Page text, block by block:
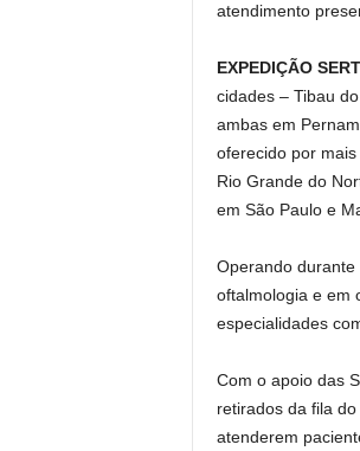
atendimento
EXPEDIÇÃO
cidades – Tibau
ambas em
oferecido por
Rio Grande do
em São Paulo e
Operando
oftalmologia e em
especialidades
Com o apoio das
retirados da fila
atenderem